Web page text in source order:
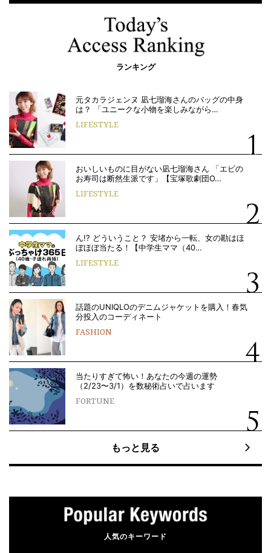
ランキング
元タカラジェンヌ 凪七瑠海さんのバッグの中身
は？ 「ユニークな小物を楽しみながら…
LIFESTYLE
おいしいものに目がない凪七瑠海さん 「エビの
お寿司は断然生派です」【宝塚歌劇団O…
LIFESTYLE
ん!? どういうこと？ 安堵から一転、女の勘はほ
ぼほぼ当たる！【中学生ママ（40…
LIFESTYLE
話題のUNIQLOのデニムジャケットを購入！春気
分投入のコーディネート
FASHION
当たりすぎて怖い！あなたの今週の運勢
（2/23〜3/1）を数秘術占いで占います
FORTUNE
もっと見る
人気のキーワード